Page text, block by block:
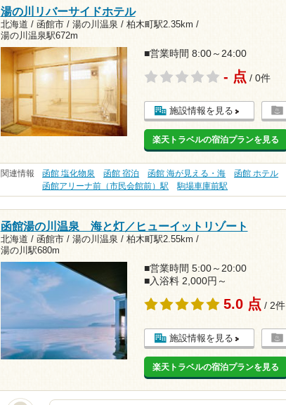
湯の川リバーサイドホテル
北海道 / 函館市 / 湯の川温泉 / 柏木町駅2.35km /
湯の川温泉駅672m
■営業時間 8:00～24:00
- 点 / 0件
施設情報を見る
楽天トラベルの宿泊プランを見る
関連情報 函館 塩化物泉 函館 宿泊 函館 海が見える・海 函館 ホテル
函館アリーナ前（市民会館前）駅
駒場車庫前駅
函館湯の川温泉 海と灯／ヒューイットリゾート
北海道 / 函館市 / 湯の川温泉 / 柏木町駅2.55km /
湯の川駅680m
■営業時間 5:00～20:00
■入浴料 2,000円～
5.0 点 / 2件
施設情報を見る
楽天トラベルの宿泊プランを見る